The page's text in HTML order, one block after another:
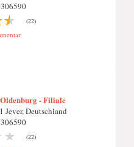
(22)
- Filiale
Deutschland
(22)